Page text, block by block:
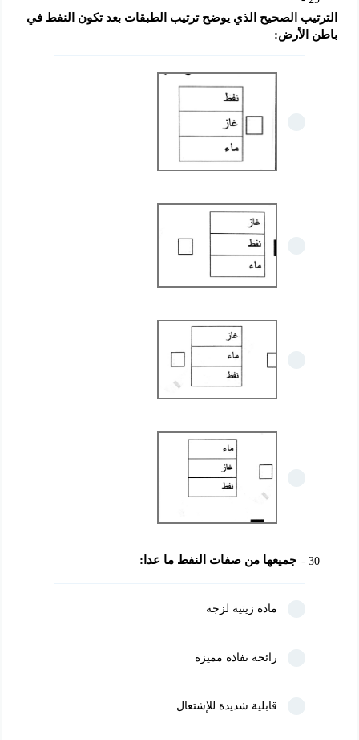
باطن الأرض:
30 جميعها من صفات النفط ما عدا:
مادة زيتية لزجة
رائحة نفاذة مميزة
قابلية شديدة للإشتعال